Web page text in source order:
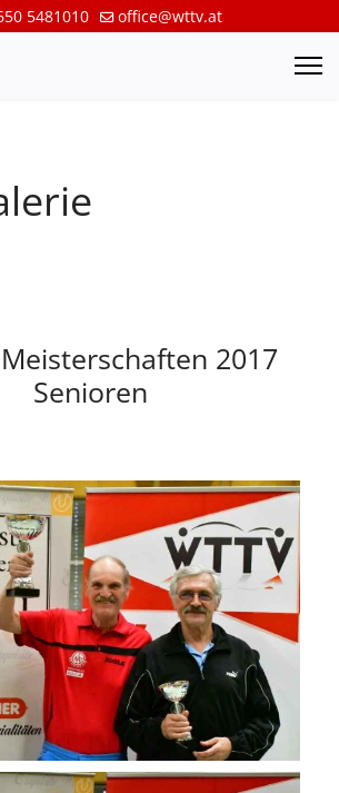
5481010 office@wttv.at
2017
Senioren